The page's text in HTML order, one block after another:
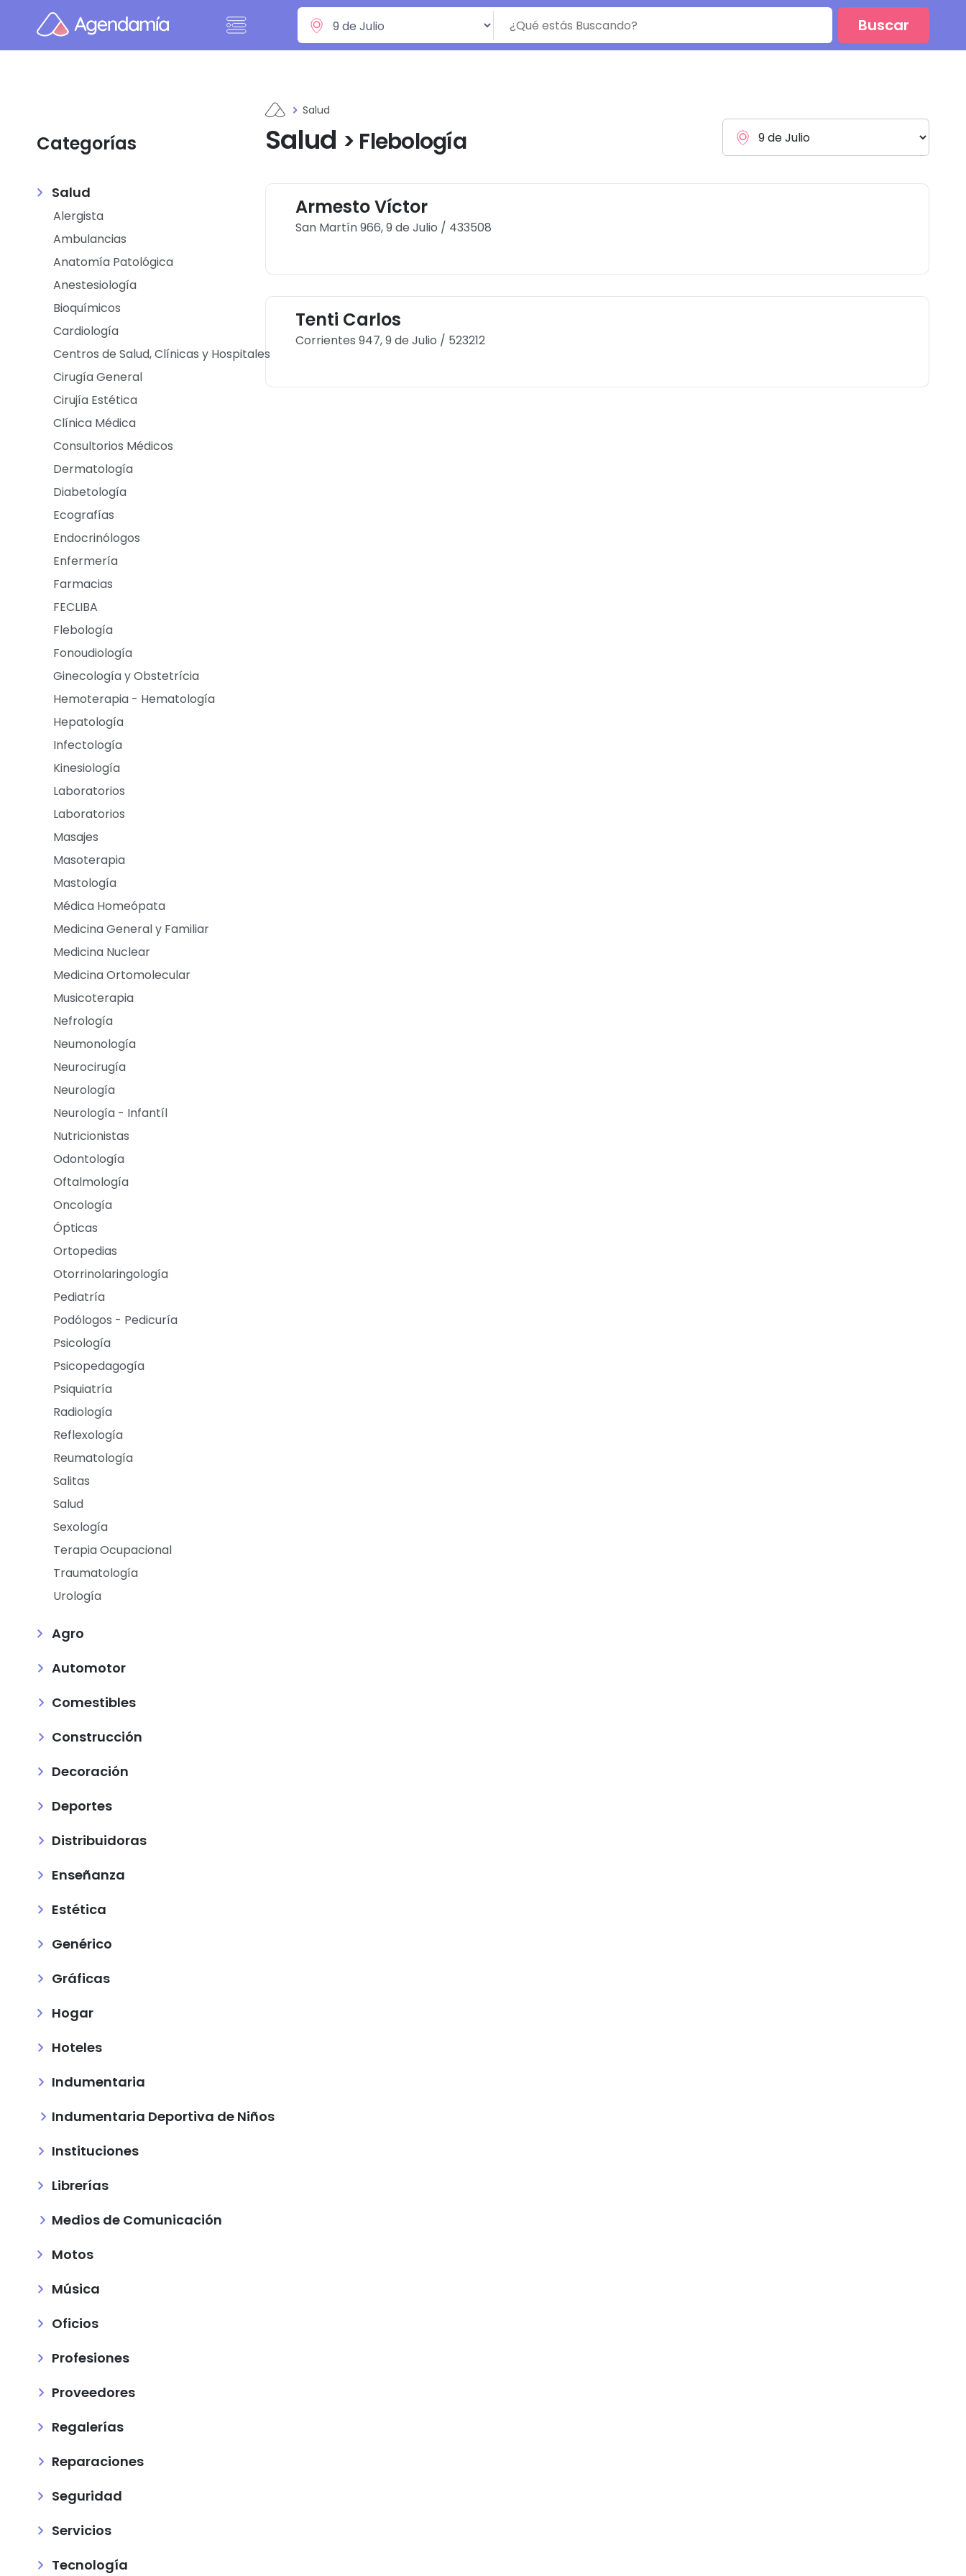
Buscar
Categorías
Salud
Alergista
Ambulancias
Anatomía Patológica
Anestesiología
Bioquímicos
Cardiología
Centros de Salud, Clínicas y Hospitales
Cirugía General
Cirujía Estética
Clínica Médica
Consultorios Médicos
Dermatología
Diabetología
Ecografías
Endocrinólogos
Enfermería
Farmacias
FECLIBA
Flebología
Fonoudiología
Ginecología y Obstetrícia
Hemoterapia - Hematología
Hepatología
Infectología
Kinesiología
Laboratorios
Laboratorios
Masajes
Masoterapia
Mastología
Médica Homeópata
Medicina General y Familiar
Medicina Nuclear
Medicina Ortomolecular
Musicoterapia
Nefrología
Neumonología
Neurocirugía
Neurología
Neurología - Infantíl
Nutricionistas
Odontología
Oftalmología
Oncología
Ópticas
Ortopedias
Otorrinolaringología
Pediatría
Podólogos - Pedicuría
Psicología
Psicopedagogía
Psiquiatría
Radiología
Reflexología
Reumatología
Salitas
Salud
Sexología
Terapia Ocupacional
Traumatología
Urología
Agro
Automotor
Comestibles
Construcción
Decoración
Deportes
Distribuidoras
Enseñanza
Estética
Genérico
Gráficas
Hogar
Hoteles
Indumentaria
Indumentaria Deportiva de Niños
Instituciones
Librerías
Medios de Comunicación
Motos
Música
Oficios
Profesiones
Proveedores
Regalerías
Reparaciones
Seguridad
Servicios
Tecnología
Salud
Salud > Flebología
Armesto Víctor
San Martín 966, 9 de Julio / 433508
Tenti Carlos
Corrientes 947, 9 de Julio / 523212